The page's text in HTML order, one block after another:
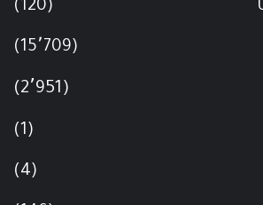
(120)
(15٬709)
(2٬951)
(1)
(4)